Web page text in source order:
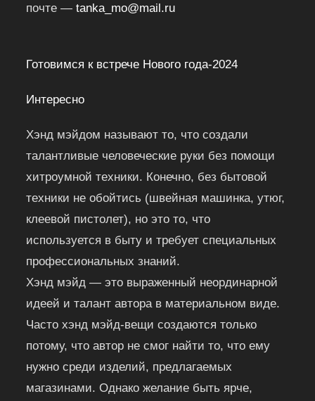
почте —tanka_mo@mail.ru
Готовимся к встрече Нового года-2024
Интересно
Хэнд мэйдом называют то, что создали
талантливые человеческие руки без помощи
хитроумной техники. Конечно, без бытовой
техники не обойтись (швейная машинка, утюг,
клеевой пистолет), но это то, что
используется в быту и требует специальных
профессиональных знаний.
Хэнд мэйд — это выраженный неординарной
идеей и талант автора в материальном виде.
Часто хэнд мэйд-вещи создаются только
потому, что автор не смог найти то, что ему
нужно среди изделий, предлагаемых
магазинами. Однако желание быть ярче,